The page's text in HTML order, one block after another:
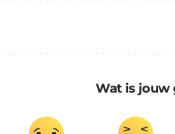
Wat is jouw